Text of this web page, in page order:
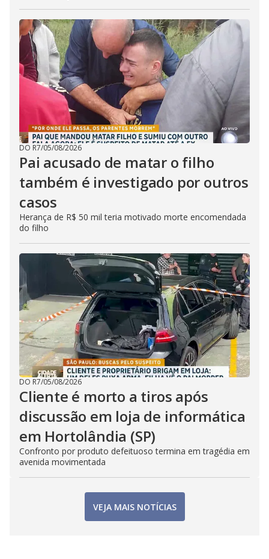
DO R7/05/08/2026
Pai acusado de matar o filho
também é investigado por outros
casos
Herança de R$ 50 mil teria motivado morte encomendada
do filho
DO R7/05/08/2026
Cliente é morto a tiros após
discussão em loja de informática
em Hortolândia (SP)
Confronto por produto defeituoso termina em tragédia em
avenida movimentada
VEJA MAIS NOTÍCIAS